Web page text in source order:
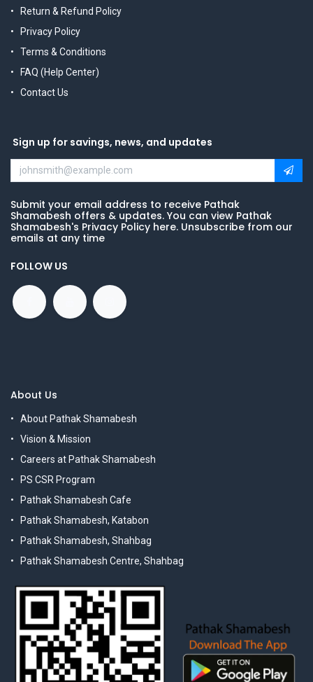
Return & Refund Policy
Privacy Policy
Terms & Conditions
FAQ (Help Center)
Contact Us
Sign up for savings, news, and updates
Submit your email address to receive Pathak
Shamabesh offers & updates. You can view Pathak
Shamabesh's Privacy Policy here. Unsubscribe from our
emails at any time
FOLLOW US
About Us
About Pathak Shamabesh
Vision & Mission
Careers at Pathak Shamabesh
PS CSR Program
Pathak Shamabesh Cafe
Pathak Shamabesh, Katabon
Pathak Shamabesh, Shahbag
Pathak Shamabesh Centre, Shahbag